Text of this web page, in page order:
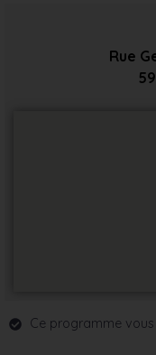
Rue
Ce programme